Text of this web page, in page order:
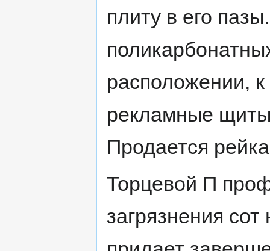
плиту в его
расположении,
рекламные
Продается
Торцевой П
загрязнения